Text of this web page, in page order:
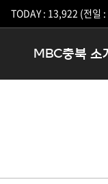
TODAY : 13,922 (전일
MBC충북 소